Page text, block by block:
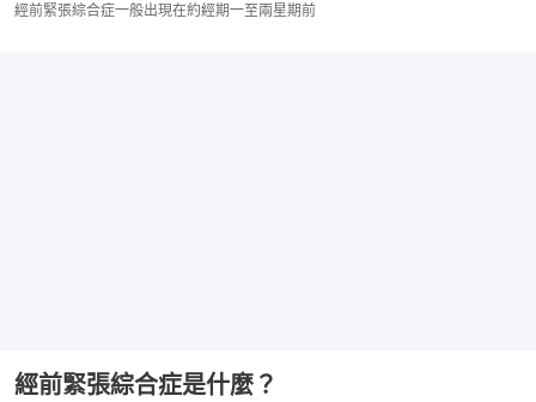
經前緊張綜合症一般出現在約經期一至兩星期前
經前緊張綜合症是什麼？